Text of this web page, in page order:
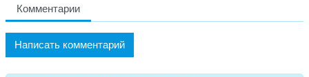
Комментарии
Написать комментарий